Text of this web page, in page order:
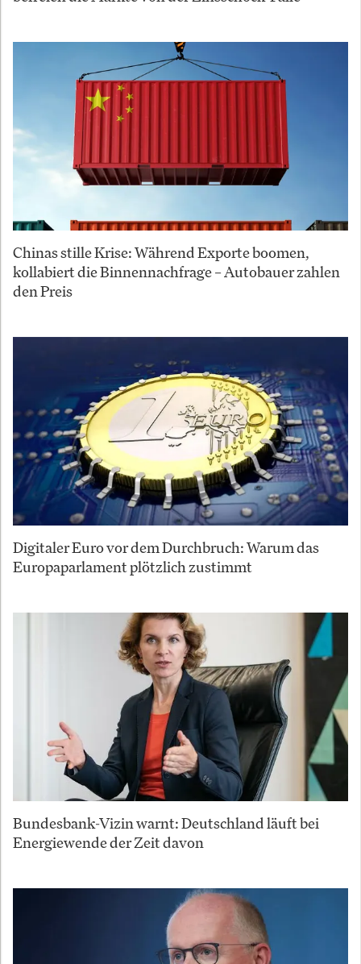
Chinas stille Krise: Während Exporte boomen,
kollabiert die Binnennachfrage – Autobauer zahlen
den Preis
Digitaler Euro vor dem Durchbruch: Warum das
Europaparlament plötzlich zustimmt
Bundesbank-Vizin warnt: Deutschland läuft bei
Energiewende der Zeit davon